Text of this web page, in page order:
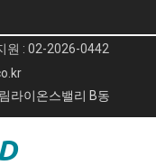
원 : 02-2026-0442
라이온스밸리 B동